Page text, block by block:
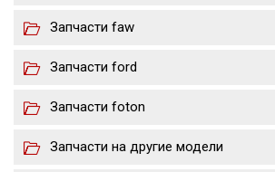
Запчасти faw
Запчасти ford
Запчасти foton
Запчасти на другие модели